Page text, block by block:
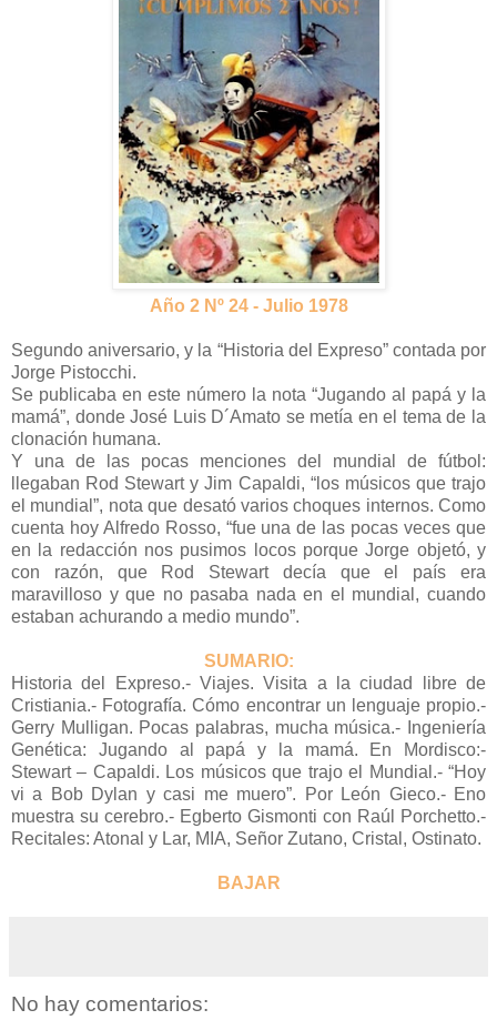
Año 2 Nº 24 - Julio 1978
Segundo aniversario, y la “Historia del Expreso” contada por
Jorge Pistocchi.
Se publicaba en este número la nota “Jugando al papá y la
mamá”, donde José Luis D´Amato se metía en el tema de la
clonación humana.
Y una de las pocas menciones del mundial de fútbol:
llegaban Rod Stewart y Jim Capaldi, “los músicos que trajo
el mundial”, nota que desató varios choques internos. Como
cuenta hoy Alfredo Rosso, “fue una de las pocas veces que
en la redacción nos pusimos locos porque Jorge objetó, y
con razón, que Rod Stewart decía que el país era
maravilloso y que no pasaba nada en el mundial, cuando
estaban achurando a medio mundo”.
SUMARIO:
Historia del Expreso.- Viajes. Visita a la ciudad libre de
Cristiania.- Fotografía. Cómo encontrar un lenguaje propio.-
Gerry Mulligan. Pocas palabras, mucha música.- Ingeniería
Genética: Jugando al papá y la mamá. En Mordisco:-
Stewart – Capaldi. Los músicos que trajo el Mundial.- “Hoy
vi a Bob Dylan y casi me muero”. Por León Gieco.- Eno
muestra su cerebro.- Egberto Gismonti con Raúl Porchetto.-
Recitales: Atonal y Lar, MIA, Señor Zutano, Cristal, Ostinato.
BAJAR
No hay comentarios: